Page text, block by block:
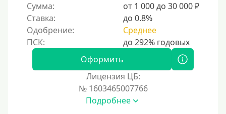
С 22 лет
С 23 лет
С 25 лет
Категории заемщиков
Несовершеннолетним
Сумма:
от 1 000 до 30 000 ₽
Ставка:
до 0.8%
Одобрение:
Среднее
Оформить
Лицензия ЦБ:
№ 1603465007766
Подробнее